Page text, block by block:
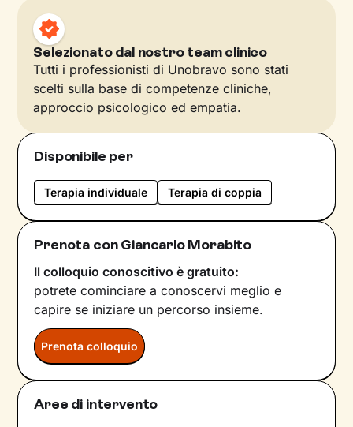
Selezionato dal nostro team clinico
Tutti i professionisti di Unobravo sono stati
scelti sulla base di competenze cliniche,
approccio psicologico ed empatia.
Disponibile per
Terapia individuale Terapia di coppia
Prenota con Giancarlo Morabito
Il colloquio conoscitivo è gratuito:
potrete cominciare a conoscervi meglio e
capire se iniziare un percorso insieme.
Prenota colloquio
Aree di intervento